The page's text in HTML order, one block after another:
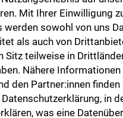
Neurogenetik
Neuroimmunologie
Neuromuskuläre Erkrankungen
Neuroonkologie
Schlafstörungen und
Mit Ihrer Einwilligung
werden sowohl von uns
als auch von
Sitz teilweise in
Nähere Informationen
den Partner:innen finden
in
was eine